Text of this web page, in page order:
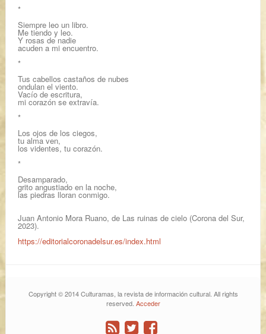
*
Siempre leo un libro.
Me tiendo y leo.
Y rosas de nadie
acuden a mi encuentro.
*
Tus cabellos castaños de nubes
ondulan el viento.
Vacío de escritura,
mi corazón se extravía.
*
Los ojos de los ciegos,
tu alma ven,
los videntes, tu corazón.
*
Desamparado,
grito angustiado en la noche,
las piedras lloran conmigo.
Juan Antonio Mora Ruano, de Las ruinas de cielo (Corona del Sur,
2023).
https://editorialcoronadelsur.es/index.html
Copyright © 2014 Culturamas, la revista de información cultural. All rights
reserved. Acceder